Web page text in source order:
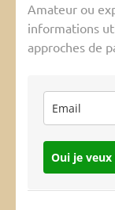
Amateur ou
informations
approches de
Oui je